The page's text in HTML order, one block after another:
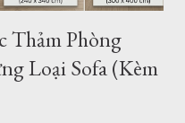
Thảm Phòng
Loại Sofa (Kèm